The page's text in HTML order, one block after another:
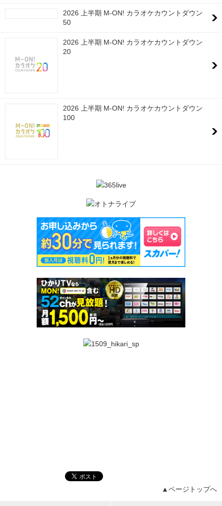
2026 上半期 M-ON! カラオケカウントダウン
50
2026 上半期 M-ON! カラオケカウントダウン
20
2026 上半期 M-ON! カラオケカウントダウン
100
▲ページトップへ